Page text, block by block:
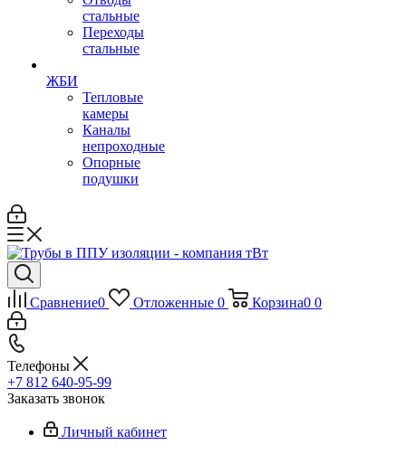
стальные
Переходы
стальные
ЖБИ
Тепловые
камеры
Каналы
непроходные
Опорные
подушки
Сравнение0 Отложенные 0 Корзина0 0
Телефоны
+7 812 640-95-99
Заказать звонок
Личный кабинет